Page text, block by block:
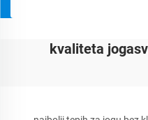
kvaliteta